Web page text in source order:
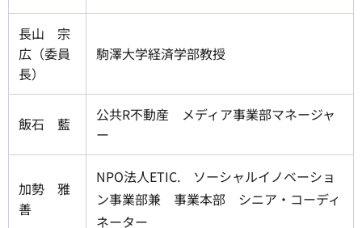
長山 宗
広（委員
長）
駒澤大学経済学部教授
飯石 藍
公共R不動産 メディア事業部マネージャ
ー
加勢 雅
善
NPO法人ETIC. ソーシャルイノベーショ
ン事業部兼 事業本部 シニア・コーディ
ネーター